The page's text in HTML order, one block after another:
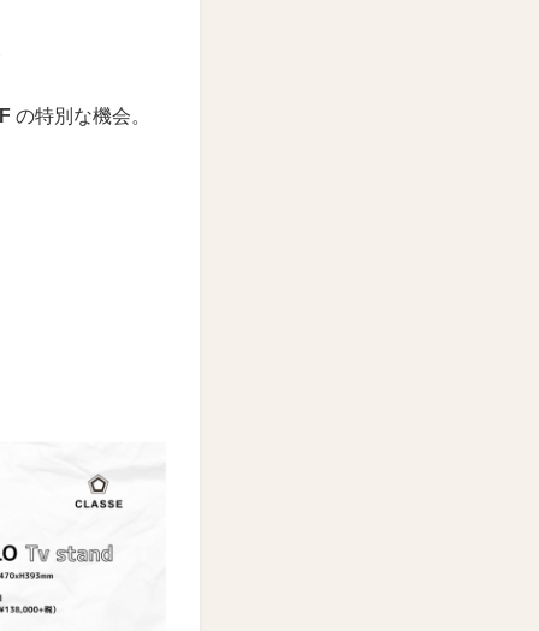
の特別な機会。